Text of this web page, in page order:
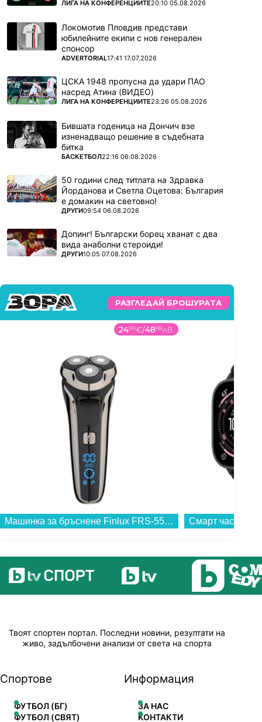
ПОВЕЧЕ ОТ
ЛИГА НА КОНФЕРЕНЦИИТЕ20:10 05.08.2026
Локомотив Пловдив представи
юбилейните екипи с нов генерален
спонсор
ПОВЕЧЕ ОТ
ADVERTORIAL17:41 17.07.2026
ЦСКА 1948 пропусна да удари ПАО
насред Атина (ВИДЕО)
ПОВЕЧЕ ОТ
ЛИГА НА КОНФЕРЕНЦИИТЕ23:26 05.08.2026
Бившата годеница на Дончич взе
изненадващо решение в съдебната
битка
ПОВЕЧЕ ОТ
БАСКЕТБОЛ22:16 06.08.2026
50 години след титлата на Здравка
Йорданова и Светла Оцетова: България
е домакин на световно!
ПОВЕЧЕ ОТ
ДРУГИ09:54 06.08.2026
Допинг! Български борец хванат с два
вида анаболни стероиди!
ПОВЕЧЕ ОТ
ДРУГИ10:05 07.08.2026
РАЗГЛЕДАЙ БРОШУРАТА
80900€/158227лв.
Смарт часовник Apple Watch Ultra 3 49mm Black/Black Alpine Loop M mf0v4 , 1.98...
Твоят спортен портал. Последни новини, резултати на
живо, задълбочени анализи от света на спорта
Спортове
ФУТБОЛ (БГ)
ФУТБОЛ (СВЯТ)
Информация
ЗА НАС
КОНТАКТИ